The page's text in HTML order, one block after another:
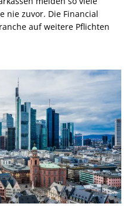
nie zuvor. Die Financial
auf weitere Pflichten